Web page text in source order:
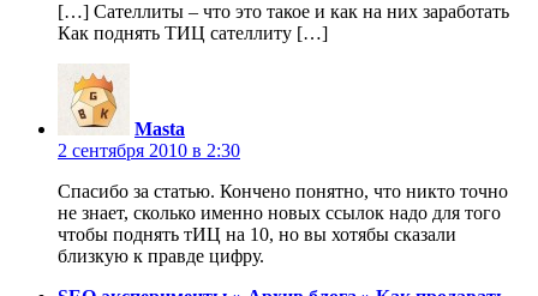
[…] Сателлиты – что это такое и как на них заработать
Как поднять ТИЦ сателлиту […]
Masta
2 сентября 2010 в 2:30
Спасибо за статью. Кончено понятно, что никто точно
не знает, сколько именно новых ссылок надо для того
чтобы поднять тИЦ на 10, но вы хотябы сказали
близкую к правде цифру.